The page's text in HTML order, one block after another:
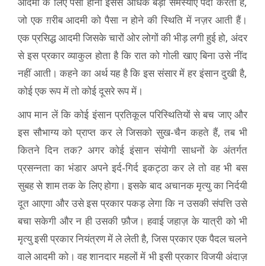
जो एक ग़रीब आदमी को पैसा न होने की स्थिति में नज़र आती हैं।
एक प्रसिद्ध आदमी जिसके चारों ओर लोगों की भीड़ लगी हुई हो, अंदर
से इस प्रकार व्याकुल होता है कि रात को गोली खाए बिना उसे नींद
नहीं आती। कहने का अर्थ यह है कि इस संसार में हर इंसान दुखी है,
कोई एक रूप में तो कोई दूसरे रूप में।
आप मान लें कि कोई इंसान प्रतिकूल परिस्‍थितियों से बच जाए और
इस सौभाग्‍य को प्राप्‍त कर ले जिसको सुख-चैन कहते हैं, तब भी
कितने दिन तक? अगर कोई इंसान संयोगी साधनों के अंतर्गत
प्रसन्नता का भंडार अपने इर्द-गिर्द इकट्ठा कर ले तो वह भी बस
सुबह से शाम तक के लिए होगा। इसके बाद अचानक मृत्यु का निर्दयी
दूत आएगा और उसे इस प्रकार पकड़ लेगा कि न उसकी संपत्ति उसे
बचा सकेगी और न ही उसकी फ़ौज। हवाई जहाज़ के यात्री को भी
मृत्यु इसी प्रकार नियंत्रण में ले लेती है, जिस प्रकार एक पैदल चलने
वाले आदमी को। वह शानदार महलों में भी इसी प्रकार विजयी अंदाज़